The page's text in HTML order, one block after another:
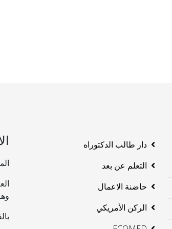
دار طالب الدكتوراه
التعلم عن بعد
حاضنة الاعمال
الركن الأمريكي